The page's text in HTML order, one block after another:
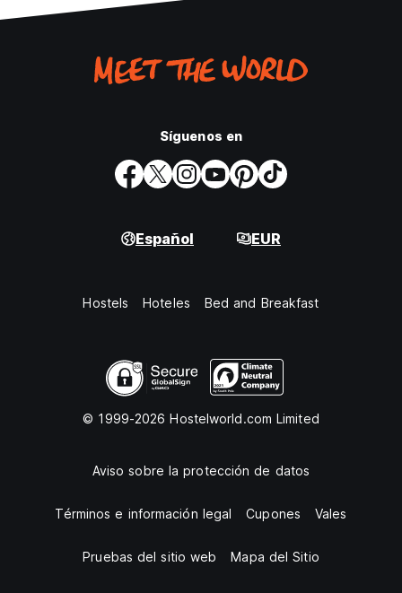
Síguenos en
Español EUR
Hostels Hoteles Bed and Breakfast
© 1999-2026 Hostelworld.com Limited
Aviso sobre la protección de datos
Términos e información legal Cupones Vales
Pruebas del sitio web Mapa del Sitio